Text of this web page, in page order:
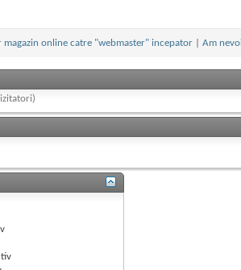
magazin online catre "webmaster" incepator| Am